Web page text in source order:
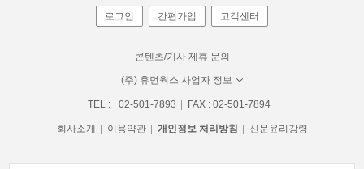
로그인 간편가입 고객센터
콘텐츠/기사 제휴 문의
(주) 휴먼웍스 사업자 정보
TEL : 02-501-7893 FAX : 02-501-7894
회사소개 이용약관 개인정보 처리방침 신문윤리강령